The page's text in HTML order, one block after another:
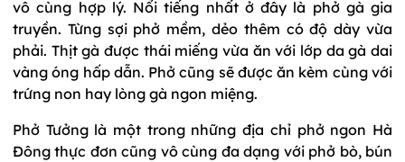
vô cùng hợp lý. Nổi tiếng nhất ở đây là phở gà gia
truyền. Từng sợi phở mềm, dẻo thêm có độ dày vừa
phải. Thịt gà được thái miếng vừa ăn với lớp da gà dai
vàng óng hấp dẫn. Phở cũng sẽ được ăn kèm cùng với
trứng non hay lòng gà ngon miệng.
Phở Tưởng là một trong những địa chỉ phở ngon Hà
Đông thực đơn cũng vô cùng đa dạng với phở bò, bún